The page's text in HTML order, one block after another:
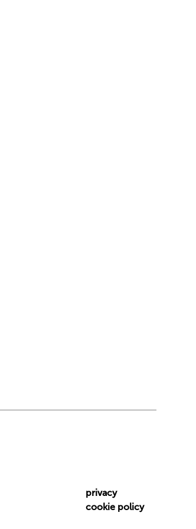
privacy
cookie policy